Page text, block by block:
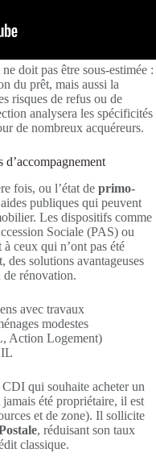
doit pas être sous-estimée :
du prêt, mais aussi la
risques de refus ou de
analysera les spécificités
de nombreux acquéreurs.
d’accompagnement
fois, ou l’état de primo-
publiques qui peuvent
Les dispositifs comme
Sociale (PAS) ou
ceux qui n’ont pas été
des solutions avantageuses
de rénovation.
avec travaux
modestes
Action Logement)
qui souhaite acheter un
été propriétaire, il est
et de zone). Il sollicite
, réduisant son taux
classique.